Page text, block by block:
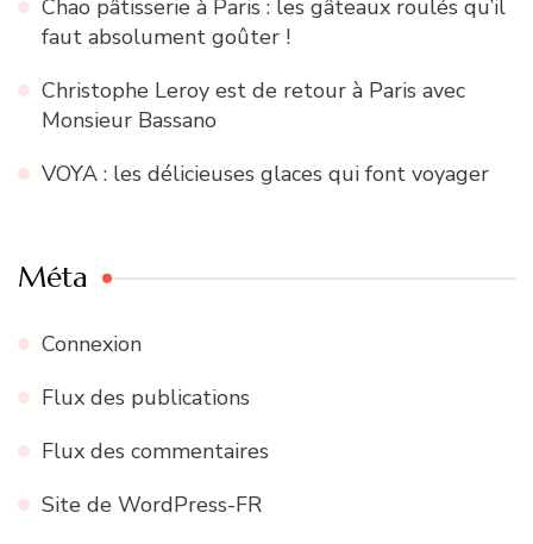
Chao pâtisserie à Paris : les gâteaux roulés qu’il
faut absolument goûter !
Christophe Leroy est de retour à Paris avec
Monsieur Bassano
VOYA : les délicieuses glaces qui font voyager
Méta
Connexion
Flux des publications
Flux des commentaires
Site de WordPress-FR